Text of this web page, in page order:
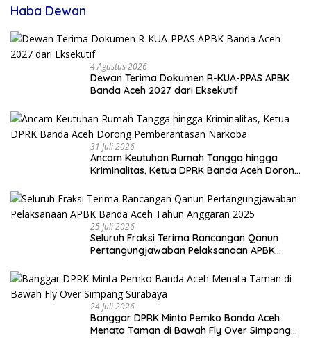
Haba Dewan
4 Agustus 2026
Dewan Terima Dokumen R-KUA-PPAS APBK
Banda Aceh 2027 dari Eksekutif
31 Juli 2026
Ancam Keutuhan Rumah Tangga hingga
Kriminalitas, Ketua DPRK Banda Aceh Dorong
25 Juli 2026
Seluruh Fraksi Terima Rancangan Qanun
Pertangungjawaban Pelaksanaan APBK
24 Juli 2026
Banggar DPRK Minta Pemko Banda Aceh
Menata Taman di Bawah Fly Over Simpang